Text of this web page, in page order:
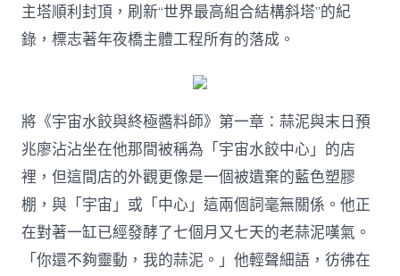
主塔順利封頂，刷新“世界最高組合結構斜塔”的紀
錄，標志著年夜橋主體工程所有的落成。
將《宇宙水餃與終極醬料師》第一章：蒜泥與末日預
兆廖沾沾坐在他那間被稱為「宇宙水餃中心」的店
裡，但這間店的外觀更像是一個被遺棄的藍色塑膠
棚，與「宇宙」或「中心」這兩個詞毫無關係。他正
在對著一缸已經發酵了七個月又七天的老蒜泥嘆氣。
「你還不夠靈動，我的蒜泥。」他輕聲細語，彷彿在